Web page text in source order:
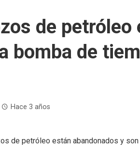
de petróleo
bomba de
Hace 3 años